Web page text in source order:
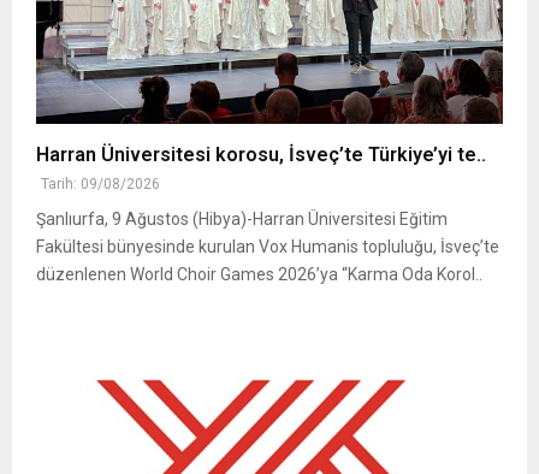
Harran Üniversitesi korosu, İsveç’te Türkiye’yi te..
Tarih: 09/08/2026
Şanlıurfa, 9 Ağustos (Hibya)-Harran Üniversitesi Eğitim
Fakültesi bünyesinde kurulan Vox Humanis topluluğu, İsveç’te
düzenlenen World Choir Games 2026’ya “Karma Oda Korol..